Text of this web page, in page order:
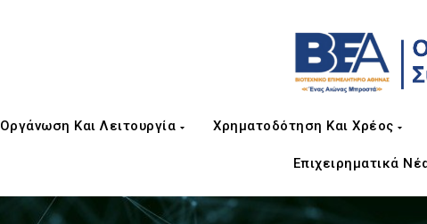
Οργάνωση Και Λειτουργία Χρηματοδότηση Και Χρέος
Επιχειρηματικά